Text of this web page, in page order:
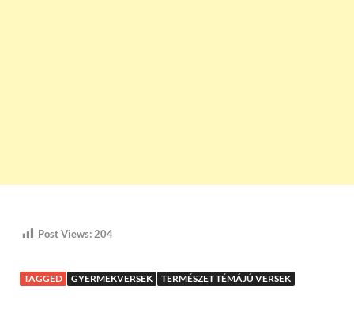
Post Views: 204
TAGGED GYERMEKVERSEK TERMÉSZET TÉMÁJÚ VERSEK